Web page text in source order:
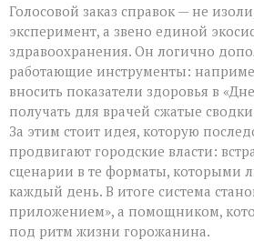
Голосовой заказ справок — не
эксперимент, а звено единой
здравоохранения. Он логично
работающие инструменты:
вносить показатели здоровья в
получать для врачей сжатые
За этим стоит идея, которую
продвигают городские власти:
сценарии в те форматы, которыми
каждый день. В итоге система
приложением», а помощником,
под ритм жизни горожанина.